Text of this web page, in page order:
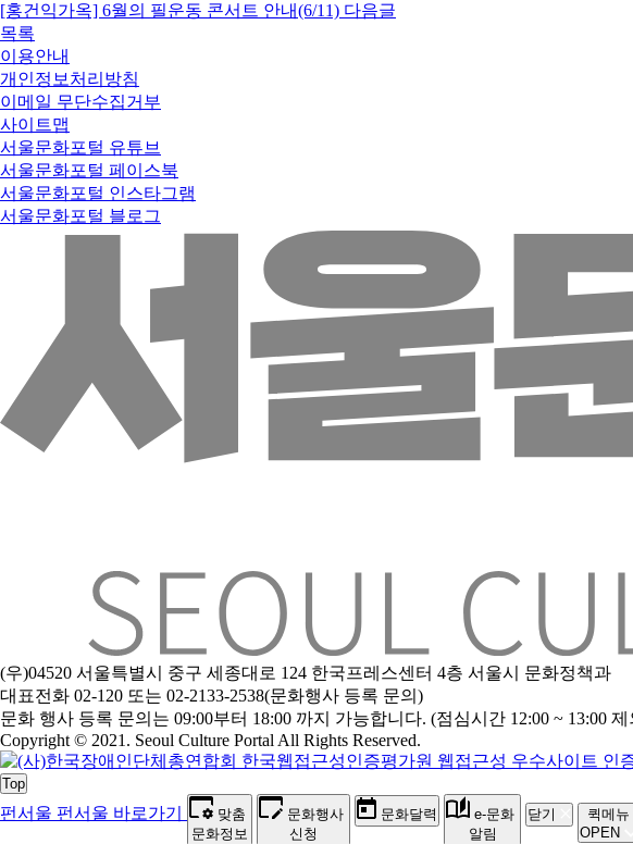
[홍건익가옥] 6월의 필운동 콘서트 안내(6/11) 다음글
목록
이용안내
개인정보처리방침
이메일 무단수집거부
사이트맵
서울문화포털 유튜브
서울문화포털 페이스북
서울문화포털 인스타그램
서울문화포털 블로그
(우)04520 서울특별시 중구 세종대로 124 한국프레스센터 4층 서울시 문화정책과
대표전화 02-120 또는 02-2133-2538(문화행사 등록 문의)
문화 행사 등록 문의는 09:00부터 18:00 까지 가능합니다. (점심시간 12:00 ~ 13:00 제
Copyright © 2021. Seoul Culture Portal All Rights Reserved.
Top
펀서울 펀서울 바로가기
맞춤
문화정보
문화행사
신청
문화달력
e-문화
알림
닫기
퀵메뉴
OPEN